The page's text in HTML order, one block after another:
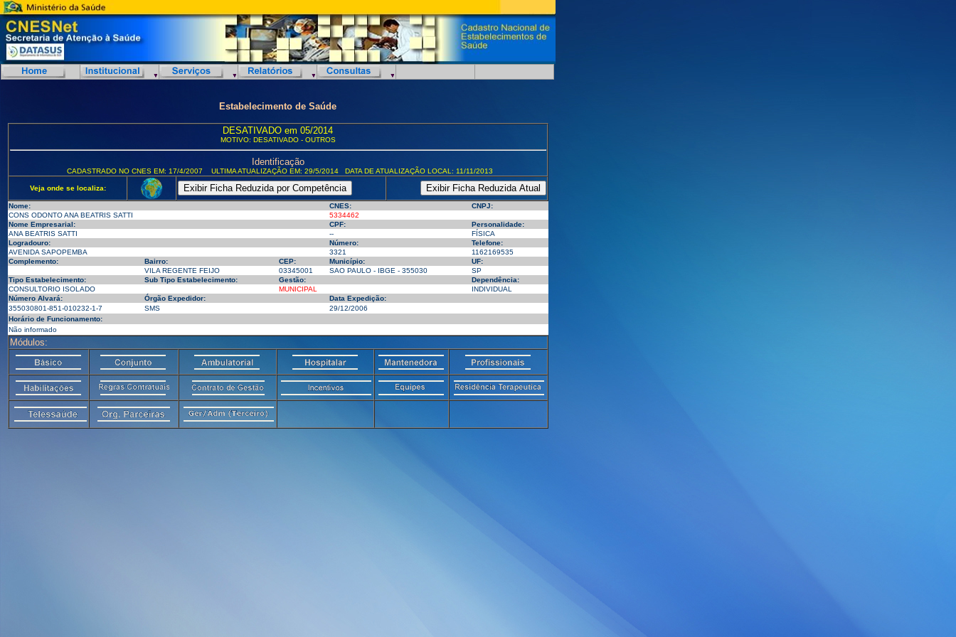
Estabelecimento de Saúde
DESATIVADO em 05/2014
MOTIVO: DESATIVADO - OUTROS
Identificação
CADASTRADO NO CNES EM: 17/4/2007 ULTIMA ATUALIZAÇÃO EM: 29/5/2014 DATA DE ATUALIZAÇÃO LOCAL: 11/11/2013
Veja onde se localiza:
Nome: CNES:
CNPJ:
CONS ODONTO ANA BEATRIS SATTI
5334462
Nome Empresarial:
CPF:
Personalidade:
ANA BEATRIS SATTI
--
FÍSICA
Logradouro:
Número:
Telefone:
AVENIDA SAPOPEMBA
3321
1162169535
Complemento:
Bairro: CEP: Município:
UF:
VILA REGENTE FEIJO
03345001 SAO PAULO - IBGE - 355030
SP
Tipo Estabelecimento:
Sub Tipo Estabelecimento: Gestão:
Dependência:
CONSULTORIO ISOLADO
MUNICIPAL
INDIVIDUAL
Número Alvará:
Órgão Expedidor:
Data Expedição:
355030801-851-010232-1-7
SMS
29/12/2006
Horário de Funcionamento:
Não informado
Módulos: